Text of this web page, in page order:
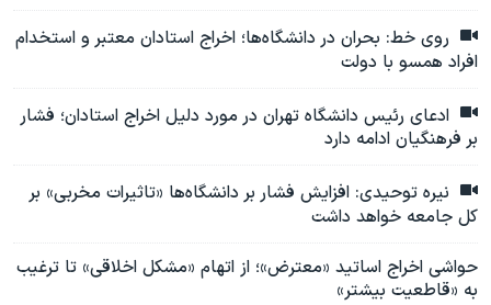
روی خط: بحران در دانشگاه‌ها؛ اخراج استادان معتبر و استخدام
افراد همسو با دولت
ادعای رئیس دانشگاه تهران در مورد دلیل اخراج استادان؛ فشار
بر فرهنگیان ادامه دارد
نیره توحیدی: افزایش فشار بر دانشگاه‌ها «تاثیرات مخربی» بر
کل جامعه خواهد داشت
حواشی اخراج اساتید «معترض»؛ از اتهام «مشکل اخلاقی» تا ترغیب
به «قاطعیت بیشتر»